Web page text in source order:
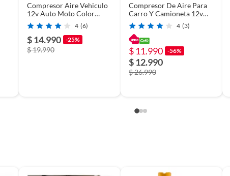
Compresor De Aire Calgary 150 Psi Para Vehículos
Compresor Aire Vehiculo
12v Auto Moto Color
Plateado
4 (6)
$ 14.990 -25%
$ 19.990
Compresor De Aire Para
Carro Y Camioneta 12v
Inflador Neumaticos
Portatil Metalico Pro
FIGOIMPORT
4 (3)
$ 11.990 -56%
$ 12.990
$ 26.990